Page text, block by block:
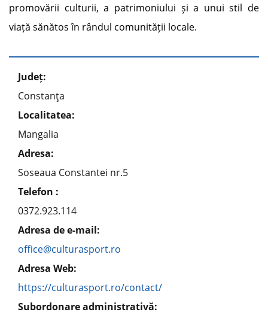
promovării culturii, a patrimoniului și a unui stil de
viață sănătos în rândul comunității locale.
Județ:
Constanţa
Localitatea:
Mangalia
Adresa:
Soseaua Constantei nr.5
Telefon :
0372.923.114
Adresa de e-mail:
office@culturasport.ro
Adresa Web:
https://culturasport.ro/contact/
Subordonare administrativă: